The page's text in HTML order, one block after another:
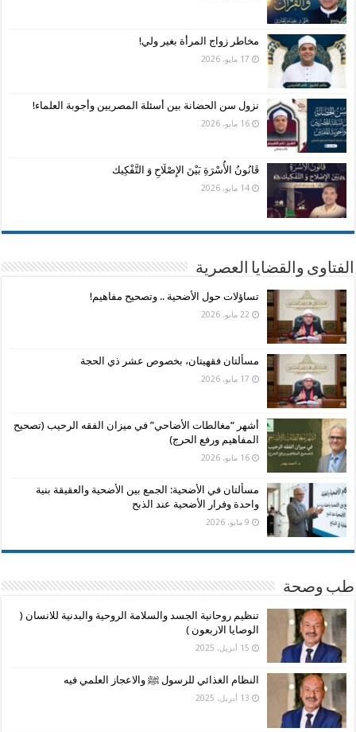
مخاطر زواج المرأة بغير ولي!
17 مايو، 2026
نزول سن الحضانة بين أسئلة المصريين وأجوبة العلماء!
16 مايو، 2026
قَانُونُ الأُسْرَةِ بَيْنَ الإِصْلَاحِ وَ التَّفْكِيك
14 مايو، 2026
الفتاوى والقضايا العصرية
تساؤلات حول الأضحية .. وتصحيح مفاهيم!
22 مايو، 2026
مسألتان فقهيتان، بخصوص عشر ذي الحجة
17 مايو، 2026
أشهر “مغالطات الأضاحي” في ميزان الفقه الرحيب (تصحيح
المفاهيم ورفع الحرج)
16 مايو، 2026
مسألتان في الأضحية: الجمع بين الأضحية والعقيقة بنية
واحدة وفرار الأضحية عند الذبح
9 مايو، 2026
طب وصحة
تنظيم روحانية الجسد والسلامة الروحية والبدنية للانسان (
الوصايا الاربعون )
15 أبريل، 2025
النظام الغذائي للرسول ﷺ والاعجاز العلمي فيه
13 أبريل، 2025